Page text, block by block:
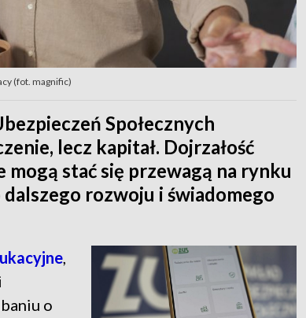
(fot. magnific)
Społecznych
lecz kapitał. Dojrzałość
mogą stać się przewagą na rynku
rozwoju i świadomego
,
o